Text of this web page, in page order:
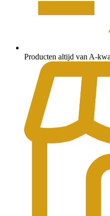
Producten altijd van A-